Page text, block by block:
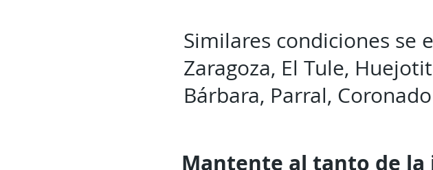
Similares condiciones se
Zaragoza, El Tule,
Bárbara, Parral,
Mantente al tanto de la